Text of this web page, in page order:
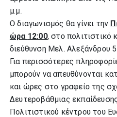
μ.μ.
Ο διαγωνισμός θα γίνει την Π
ώρα 12:00, στο πολιτιστικό
διεύθυνση Μελ. Αλεξάνδρου
Για περισσότερες
μπορούν να απευθύνονται
και ώρες στο γραφείο της
Δευτεροβάθμιας
Πολιτιστικού κέντρου του